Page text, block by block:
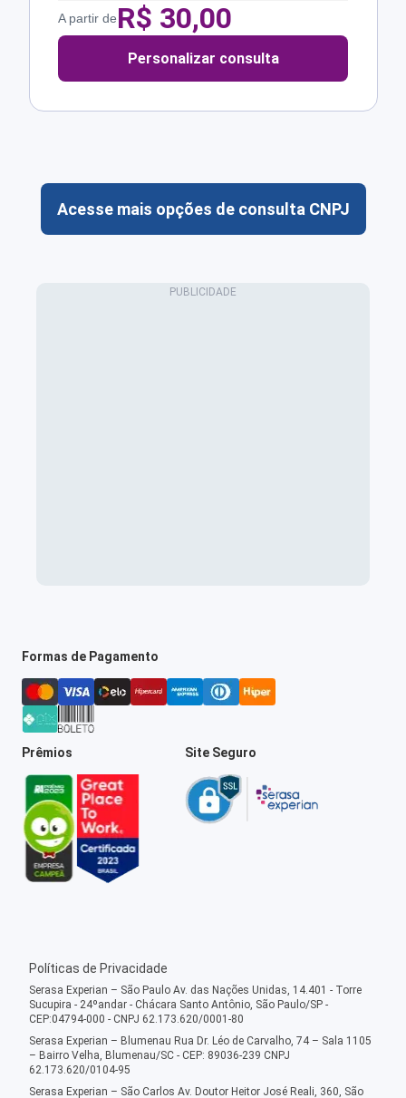
A partir deR$ 30,00
Personalizar consulta
Acesse mais opções de consulta CNPJ
Formas de Pagamento
Prêmios Site Seguro
Políticas de Privacidade
Serasa Experian – São Paulo Av. das Nações Unidas, 14.401 - Torre
Sucupira - 24ºandar - Chácara Santo Antônio, São Paulo/SP -
CEP:04794-000 - CNPJ 62.173.620/0001-80
Serasa Experian – Blumenau Rua Dr. Léo de Carvalho, 74 – Sala 1105
– Bairro Velha, Blumenau/SC - CEP: 89036-239 CNPJ
62.173.620/0104-95
Serasa Experian – São Carlos Av. Doutor Heitor José Reali, 360, São